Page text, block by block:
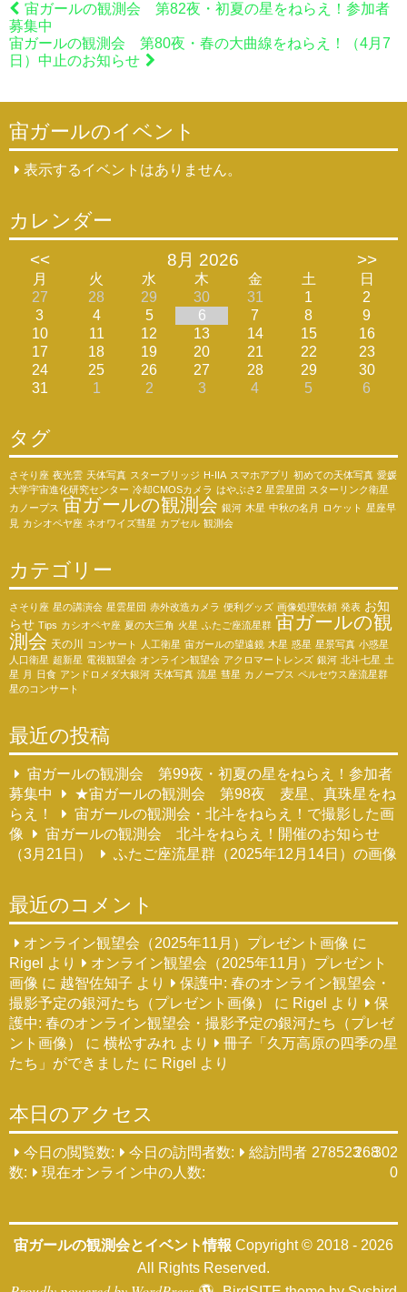
宙ガールの観測会 第82夜・初夏の星をねらえ！参加者
募集中
宙ガールの観測会 第80夜・春の大曲線をねらえ！（4月7
日）中止のお知らせ
宙ガールのイベント
表示するイベントはありません。
カレンダー
<< 8月 2026 >>
月 火 水 木 金 土
日
27
28 29 30 31 1
2
3
4 5 6 7 8
9
10
11 12 13 14 15
16
17
18 19 20 21 22
23
24
25 26 27 28 29
30
31
1 2 3 4 5 6
タグ
さそり座 夜光雲 天体写真 スターブリッジ H-IIA スマホアプリ 初めての天体写真 愛媛
大学宇宙進化研究センター 冷却CMOSカメラ はやぶさ2 星雲星団 スターリンク衛星
カノープス 宙ガールの観測会 銀河 木星 中秋の名月 ロケット 星座早
見 カシオペヤ座 ネオワイズ彗星 カプセル 観測会
カテゴリー
さそり座 星の講演会 星雲星団 赤外改造カメラ 便利グッズ 画像処理依頼 発表 お知
らせ Tips カシオペヤ座 夏の大三角 火星 ふたご座流星群 宙ガールの観
測会 天の川 コンサート 人工衛星 宙ガールの望遠鏡 木星 惑星 星景写真 小惑星
人口衛星 超新星 電視観望会 オンライン観望会 アクロマートレンズ 銀河 北斗七星 土
星 月 日食 アンドロメダ大銀河 天体写真 流星 彗星 カノープス ペルセウス座流星群
星のコンサート
最近の投稿
宙ガールの観測会 第99夜・初夏の星をねらえ！参加者
募集中
★宙ガールの観測会 第98夜 麦星、真珠星をね
らえ！
宙ガールの観測会・北斗をねらえ！で撮影した画
像
宙ガールの観測会 北斗をねらえ！開催のお知らせ
（3月21日）
ふたご座流星群（2025年12月14日）の画像
最近のコメント
オンライン観望会（2025年11月）プレゼント画像 に
Rigel より
オンライン観望会（2025年11月）プレゼント
画像 に 越智佐知子 より
保護中: 春のオンライン観望会・
撮影予定の銀河たち（プレゼント画像）
に Rigel より
保
護中: 春のオンライン観望会・撮影予定の銀河たち（プレゼ
ント画像）
に 横松すみれ より
冊子「久万高原の四季の星
たち」ができました に Rigel より
本日のアクセス
302
今日の閲覧数: 268
今日の訪問者数: 278523
総訪問者
数:
0
現在オンライン中の人数:
宙ガールの観測会とイベント情報 Copyright © 2018 - 2026
All Rights Reserved.